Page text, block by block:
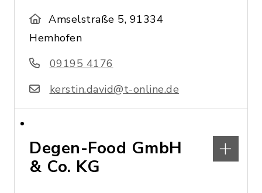
Amselstraße 5, 91334
Hemhofen
09195 4176
kerstin.david@t-online.de
Degen-Food GmbH
& Co. KG